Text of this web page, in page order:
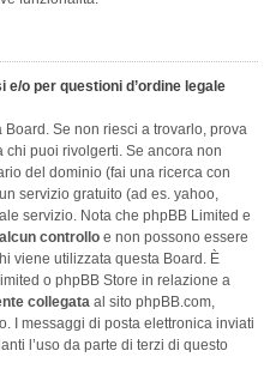
o per questioni d’ordine legale
Board. Se non riesci a trovarlo, prova
puoi rivolgerti. Se ancora non
del dominio (fai una ricerca con
servizio gratuito (ad es. yahoo,
servizio. Nota che phpBB Limited e
controllo e non possono essere
viene utilizzata questa Board. È
o phpBB Store in relazione a
collegata al sito phpBB.com,
I messaggi di posta elettronica inviati
l’uso da parte di terzi di questo